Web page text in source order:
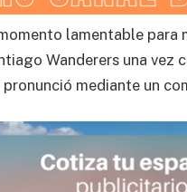
lamentable para
Wanderers una
mediante un